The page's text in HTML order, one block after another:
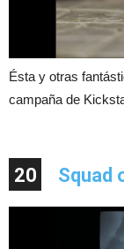
Ésta y otras
campaña de
20 Squad